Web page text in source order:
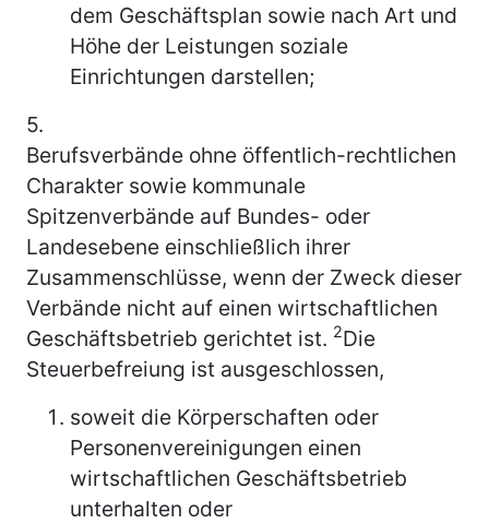
dem Geschäftsplan sowie nach Art und
Höhe der Leistungen soziale
Einrichtungen darstellen;
5.
Berufsverbände ohne öffentlich-rechtlichen
Charakter sowie kommunale
Spitzenverbände auf Bundes- oder
Landesebene einschließlich ihrer
Zusammenschlüsse, wenn der Zweck dieser
Verbände nicht auf einen wirtschaftlichen
Geschäftsbetrieb gerichtet ist. 2Die
Steuerbefreiung ist ausgeschlossen,
soweit die Körperschaften oder
Personenvereinigungen einen
wirtschaftlichen Geschäftsbetrieb
unterhalten oder